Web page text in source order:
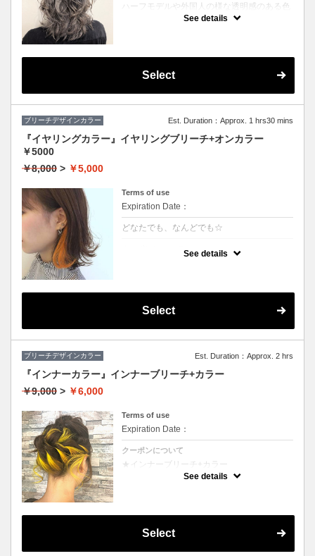
ハーフモデルや外国人の様な透明感のある色
や、鮮やかな色をご希望の方はコレ♪
グラデーション、インナーカラーもこちらで
ございます。
See details
Select
ブリーチデザインカラー Est. Duration：Approx. 1 hrs30 mins
『イヤリングカラー』イヤリングブリーチ+オンカラー
￥5000
￥8,000 > ￥5,000
Terms of use
Expiration Date：
どなたでも、なんどでも☆
See details
Select
ブリーチデザインカラー Est. Duration：Approx. 2 hrs
『インナーカラー』インナーブリーチ+カラー
￥9,000 > ￥6,000
Terms of use
Expiration Date：
クーポンについて
★インナーブリーチ+カラー
★カット追加（+2500円）
★耳後ろのインナーのカラーのみです。表面
See details
Select